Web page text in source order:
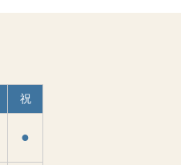
祝
●